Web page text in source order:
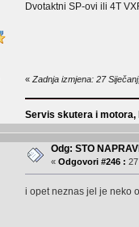
Dvotaktni SP-ovi ili 4T
«Zadnja izmjena: 27
Servis skutera i motora,
Odg: STO
«Odgovori #246 :
i opet neznas jel je neko